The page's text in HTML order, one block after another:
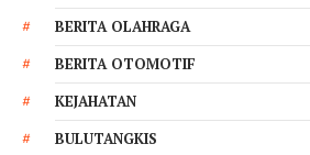
BERITA OLAHRAGA
BERITA OTOMOTIF
KEJAHATAN
BULUTANGKIS